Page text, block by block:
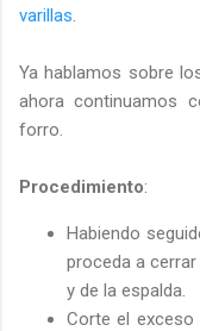
varillas.
Ya hablamos sobre
ahora continuamos
forro.
Procedimiento:
Habiendo
proceda a
y de la espalda.
Corte el exceso